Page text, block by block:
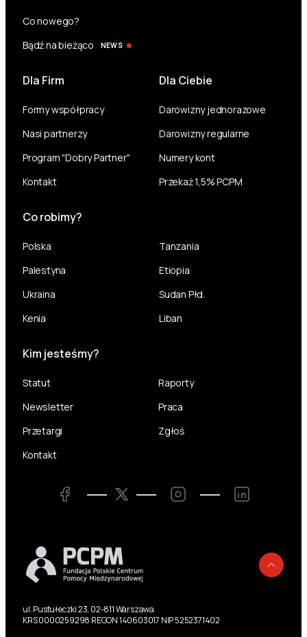
Co nowego?
Bądź na bieżąco
NEWS
Dla Firm
Formy współpracy
Nasi partnerzy
Program "Dobry Partner"
Kontakt
Dla Ciebie
Darowizny jednorazowe
Darowizny regularne
Numery kont
Przekaż 1,5% PCPM
Co robimy?
Polska
Palestyna
Ukraina
Kenia
Tanzania
Etiopia
Sudan Płd.
Liban
Kim jesteśmy?
Statut
Raporty
Newsletter
Praca
Przetargi
Zgłoś
Kontakt
Facebook Twitter Instagram LinkedIn
ul. Pustułeczki 23, 02-811 Warszawa
KRS 0000259298 REGON 140603017 NIP 5252371402